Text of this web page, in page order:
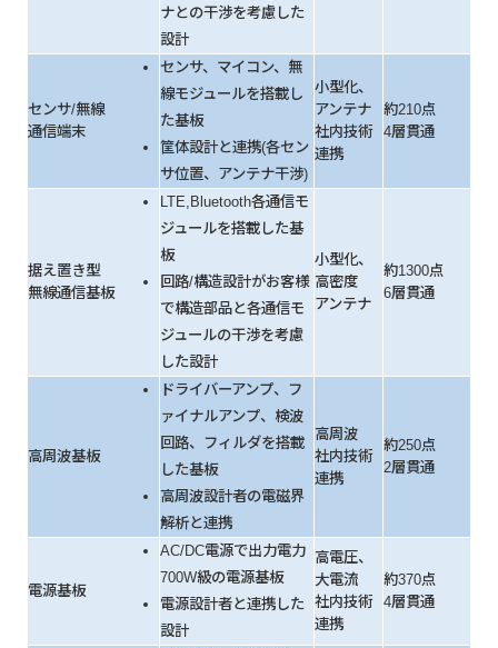
ナとの干渉を考慮した
設計
センサ/無線
通信端末
センサ、マイコン、無
線モジュールを搭載し
た基板
筐体設計と連携(各セン
サ位置、アンテナ干渉)
小型化、
アンテナ
社内技術
連携
約210点
4層貫通
据え置き型
無線通信基板
LTE,Bluetooth各通信モ
ジュールを搭載した基
板
回路/構造設計がお客様
で構造部品と各通信モ
ジュールの干渉を考慮
した設計
小型化、
高密度
アンテナ
約1300点
6層貫通
高周波基板
ドライバーアンプ、フ
ァイナルアンプ、検波
回路、フィルダを搭載
した基板
高周波設計者の電磁界
解析と連携
高周波
社内技術
連携
約250点
2層貫通
電源基板
AC/DC電源で出力電力
700W級の電源基板
電源設計者と連携した
設計
高電圧、
大電流
社内技術
連携
約370点
4層貫通